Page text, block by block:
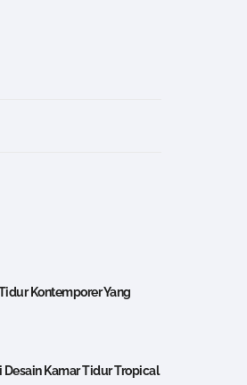
Kontemporer Yang
Kamar Tidur Tropical